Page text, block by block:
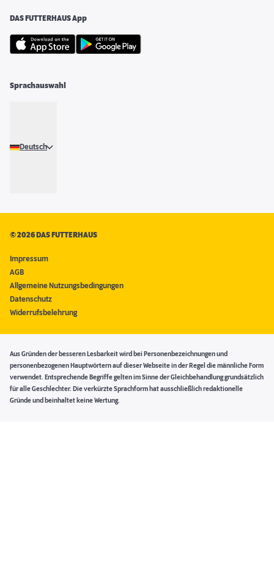
DAS FUTTERHAUS App
Sprachauswahl
Deutsch
©2026 DAS FUTTERHAUS
Impressum
AGB
Allgemeine Nutzungsbedingungen
Datenschutz
Widerrufsbelehrung
Aus Gründen der besseren Lesbarkeit wird bei Personenbezeichnungen und
personenbezogenen Hauptwörtern auf dieser Webseite in der Regel die männliche Form
verwendet. Entsprechende Begriffe gelten im Sinne der Gleichbehandlung grundsätzlich
für alle Geschlechter. Die verkürzte Sprachform hat ausschließlich redaktionelle
Gründe und beinhaltet keine Wertung.